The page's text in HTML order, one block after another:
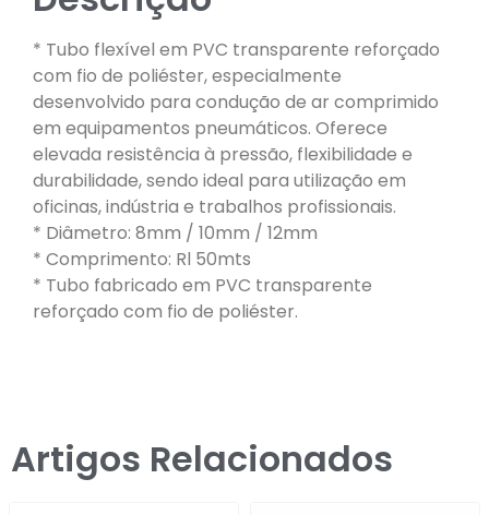
* Tubo flexível em PVC transparente reforçado
com fio de poliéster, especialmente
desenvolvido para condução de ar comprimido
em equipamentos pneumáticos. Oferece
elevada resistência à pressão, flexibilidade e
durabilidade, sendo ideal para utilização em
oficinas, indústria e trabalhos profissionais.
* Diâmetro: 8mm / 10mm / 12mm
* Comprimento: Rl 50mts
* Tubo fabricado em PVC transparente
reforçado com fio de poliéster.
Artigos Relacionados